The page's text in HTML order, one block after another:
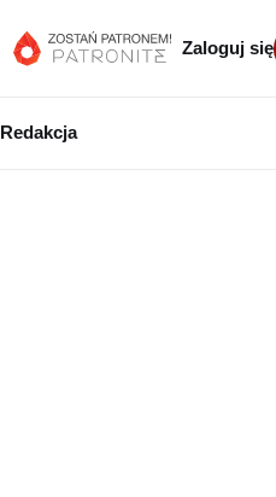
Redakcja
Zaloguj się